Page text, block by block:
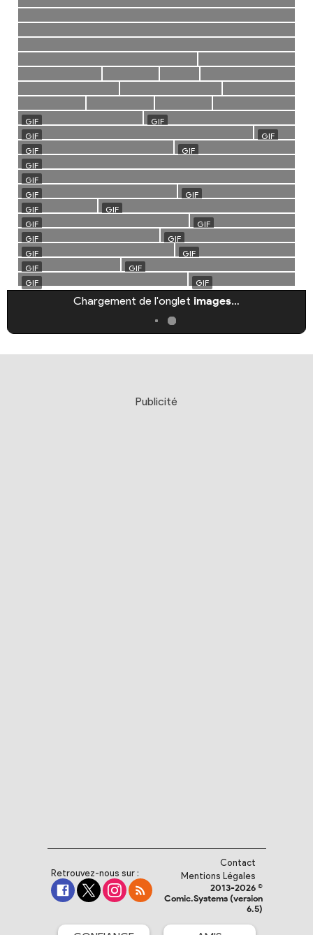
Chargement de l'onglet images…
Publicité
Retrouvez-nous sur :
Contact
Mentions Légales
2013-2026 ©
Comic.Systems (version
6.5)